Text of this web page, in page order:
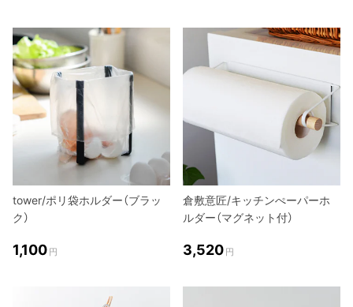
tower/ポリ袋ホルダー（ブラッ
ク）
1,100 円
倉敷意匠/キッチンぺーパーホ
ルダー（マグネット付）
3,520 円